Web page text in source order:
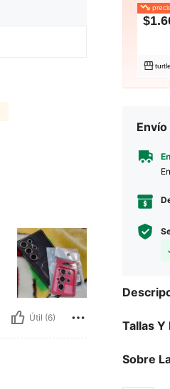
Útil (6)
Envío
Tallas
Sobre